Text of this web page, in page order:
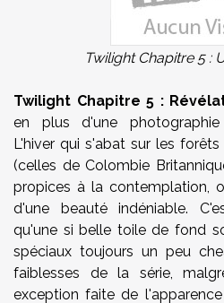
Twilight Chapitre 5 :
Twilight Chapitre 5 :
en plus d'une photographie
L'hiver qui s'abat sur les
(celles de Colombie
propices à la contemplation,
d'une beauté indéniable.
qu'une si belle toile de fond
spéciaux toujours un peu
faiblesses de la série,
exception faite de